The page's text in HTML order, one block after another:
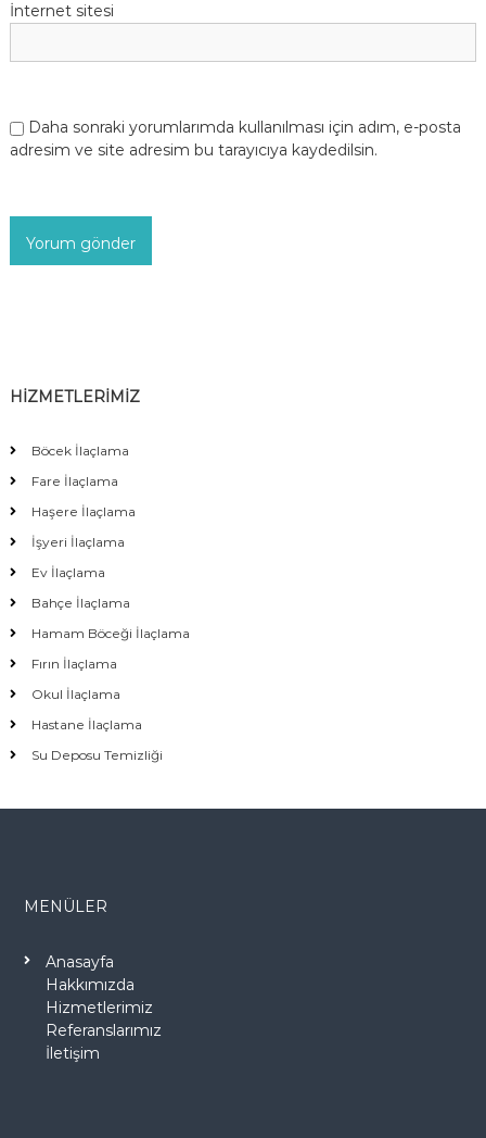
İnternet sitesi
Daha sonraki yorumlarımda kullanılması için adım, e-posta
adresim ve site adresim bu tarayıcıya kaydedilsin.
HİZMETLERİMİZ
Böcek İlaçlama
Fare İlaçlama
Haşere İlaçlama
İşyeri İlaçlama
Ev İlaçlama
Bahçe İlaçlama
Hamam Böceği İlaçlama
Fırın İlaçlama
Okul İlaçlama
Hastane İlaçlama
Su Deposu Temizliği
MENÜLER
Anasayfa
Hakkımızda
Hizmetlerimiz
Referanslarımız
İletişim